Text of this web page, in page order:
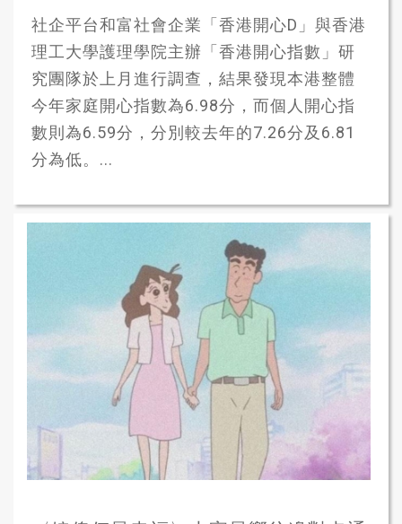
社企平台和富社會企業「香港開心D」與香港
理工大學護理學院主辦「香港開心指數」研
究團隊於上月進行調查，結果發現本港整體
今年家庭開心指數為6.98分，而個人開心指
數則為6.59分，分別較去年的7.26分及6.81
分為低。...